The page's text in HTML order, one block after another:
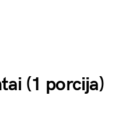
(1 porcija)